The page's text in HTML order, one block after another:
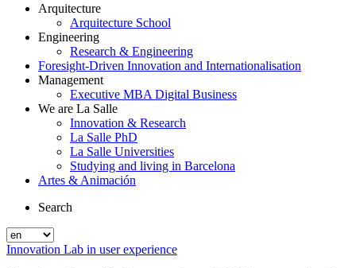
Arquitecture
Arquitecture School
Engineering
Research & Engineering
Foresight-Driven Innovation and Internationalisation
Management
Executive MBA Digital Business
We are La Salle
Innovation & Research
La Salle PhD
La Salle Universities
Studying and living in Barcelona
Artes & Animación
Search
Innovation Lab in user experience